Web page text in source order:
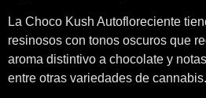
La Choco Kush Autofloreciente
resinosos con tonos oscuros que
aroma distintivo a chocolate y
entre otras variedades de cannabis.